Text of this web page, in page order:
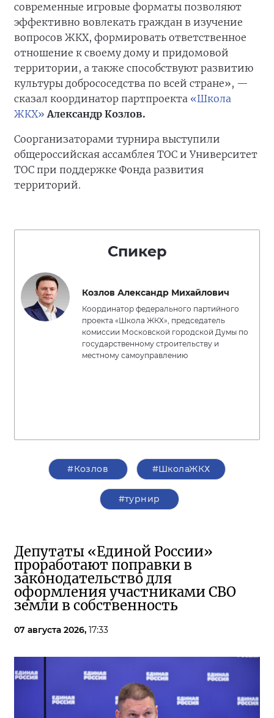
современные игровые форматы позволяют
эффективно вовлекать граждан в изучение
вопросов ЖКХ, формировать ответственное
отношение к своему дому и придомовой
территории, а также способствуют развитию
культуры добрососедства по всей стране», —
сказал координатор партпроекта «Школа
ЖКХ» Александр Козлов.
Соорганизаторами турнира выступили
общероссийская ассамблея ТОС и Университет
ТОС при поддержке Фонда развития
территорий.
Спикер
Козлов Александр Михайлович
Координатор федерального партийного
проекта «Школа ЖКХ», председатель
комиссии Московской городской Думы по
государственному строительству и
местному самоуправлению
#Козлов #ШколаЖКХ
#турнир
Депутаты «Единой России»
проработают поправки в
законодательство для
оформления участниками СВО
земли в собственность
07 августа 2026, 17:33